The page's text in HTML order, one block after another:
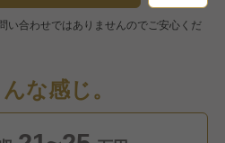
い合わせではありませんのでご安心くだ
な感じ。